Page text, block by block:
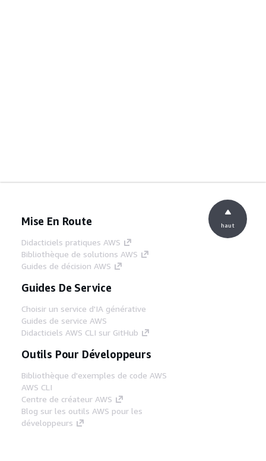
Mise En Route
Didacticiels pratiques AWS
Bibliothèque de solutions AWS
Guides de décision AWS
Guides De Service
Choisir un service d'IA générative
Guides de service AWS
Didacticiels AWS CLI sur GitHub
Outils Pour Développeurs
Bibliothèque d'exemples de code AWS
AWS CLI
Centre de créateur AWS
Blog sur les outils AWS pour les
développeurs
haut